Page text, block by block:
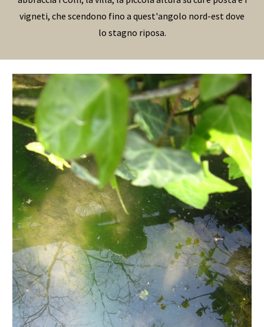
vigneti, che scendono fino a quest'angolo nord-est dove
lo stagno riposa.